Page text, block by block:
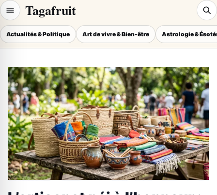
Tagafruit
Actualités & Politique Art de vivre & Bien-être Astrologie &